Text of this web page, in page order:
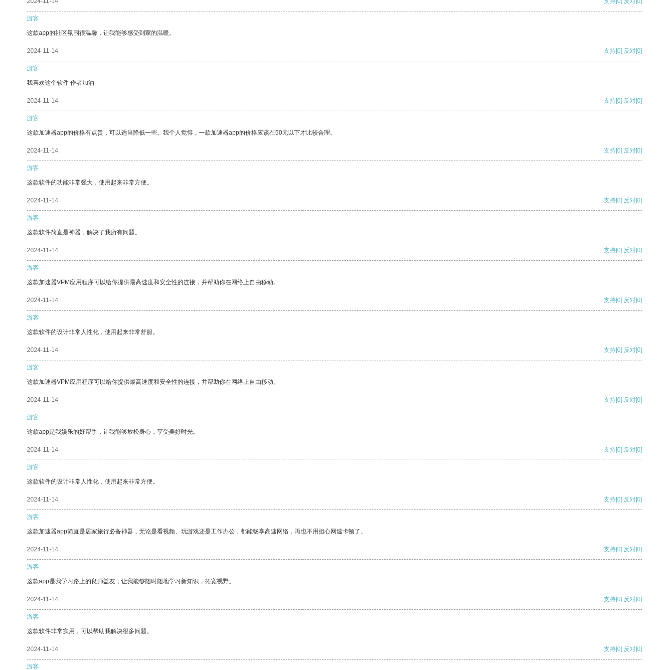
游客
这款app的社区氛围很温馨，让我能够感受到家的温暖。
2024-11-14 支持[0] 反对[0]
游客
我喜欢这个软件 作者加油
2024-11-14 支持[0] 反对[0]
游客
这款加速器app的价格有点贵，可以适当降低一些。我个人觉得，一款加速器app的价格应该在50元以下才比较合理。
2024-11-14 支持[0] 反对[0]
游客
这款软件的功能非常强大，使用起来非常方便。
2024-11-14 支持[0] 反对[0]
游客
这款软件简直是神器，解决了我所有问题。
2024-11-14 支持[0] 反对[0]
游客
这款加速器VPM应用程序可以给你提供最高速度和安全性的连接，并帮助你在网络上自由移动。
2024-11-14 支持[0] 反对[0]
游客
这款软件的设计非常人性化，使用起来非常舒服。
2024-11-14 支持[0] 反对[0]
游客
这款加速器VPM应用程序可以给你提供最高速度和安全性的连接，并帮助你在网络上自由移动。
2024-11-14 支持[0] 反对[0]
游客
这款app是我娱乐的好帮手，让我能够放松身心，享受美好时光。
2024-11-14 支持[0] 反对[0]
游客
这款软件的设计非常人性化，使用起来非常方便。
2024-11-14 支持[0] 反对[0]
游客
这款加速器app简直是居家旅行必备神器，无论是看视频、玩游戏还是工作办公，都能畅享高速网络，再也不用担心网速卡顿了。
2024-11-14 支持[0] 反对[0]
游客
这款app是我学习路上的良师益友，让我能够随时随地学习新知识，拓宽视野。
2024-11-14 支持[0] 反对[0]
游客
这款软件非常实用，可以帮助我解决很多问题。
2024-11-14 支持[0] 反对[0]
游客